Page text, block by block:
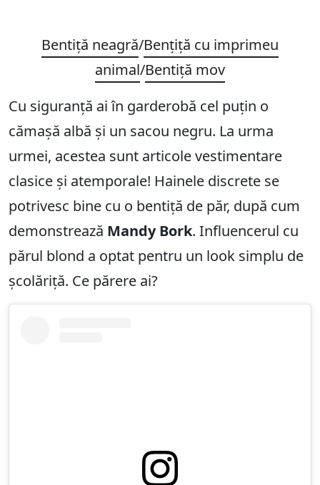
Bentiță neagră/Bențiță cu imprimeu
animal/Bentiță mov
Cu siguranță ai în garderobă cel puțin o
cămașă albă și un sacou negru. La urma
urmei, acestea sunt articole vestimentare
clasice și atemporale! Hainele discrete se
potrivesc bine cu o bentiță de păr, după cum
demonstrează Mandy Bork. Influencerul cu
părul blond a optat pentru un look simplu de
școlăriță. Ce părere ai?